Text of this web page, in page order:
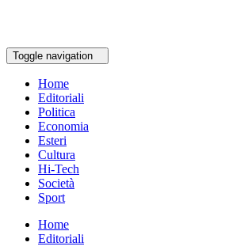
Toggle navigation
Home
Editoriali
Politica
Economia
Esteri
Cultura
Hi-Tech
Società
Sport
Home
Editoriali